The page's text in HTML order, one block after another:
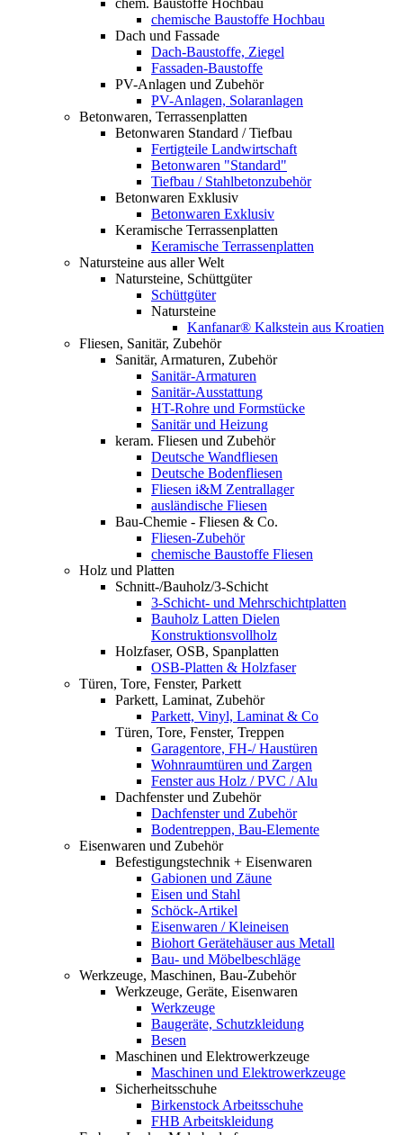
chem. Baustoffe Hochbau
chemische Baustoffe Hochbau
Dach und Fassade
Dach-Baustoffe, Ziegel
Fassaden-Baustoffe
PV-Anlagen und Zubehör
PV-Anlagen, Solaranlagen
Betonwaren, Terrassenplatten
Betonwaren Standard / Tiefbau
Fertigteile Landwirtschaft
Betonwaren "Standard"
Tiefbau / Stahlbetonzubehör
Betonwaren Exklusiv
Betonwaren Exklusiv
Keramische Terrassenplatten
Keramische Terrassenplatten
Natursteine aus aller Welt
Natursteine, Schüttgüter
Schüttgüter
Natursteine
Kanfanar® Kalkstein aus Kroatien
Fliesen, Sanitär, Zubehör
Sanitär, Armaturen, Zubehör
Sanitär-Armaturen
Sanitär-Ausstattung
HT-Rohre und Formstücke
Sanitär und Heizung
keram. Fliesen und Zubehör
Deutsche Wandfliesen
Deutsche Bodenfliesen
Fliesen i&M Zentrallager
ausländische Fliesen
Bau-Chemie - Fliesen & Co.
Fliesen-Zubehör
chemische Baustoffe Fliesen
Holz und Platten
Schnitt-/Bauholz/3-Schicht
3-Schicht- und Mehrschichtplatten
Bauholz Latten Dielen
Konstruktionsvollholz
Holzfaser, OSB, Spanplatten
OSB-Platten & Holzfaser
Türen, Tore, Fenster, Parkett
Parkett, Laminat, Zubehör
Parkett, Vinyl, Laminat & Co
Türen, Tore, Fenster, Treppen
Garagentore, FH-/ Haustüren
Wohnraumtüren und Zargen
Fenster aus Holz / PVC / Alu
Dachfenster und Zubehör
Dachfenster und Zubehör
Bodentreppen, Bau-Elemente
Eisenwaren und Zubehör
Befestigungstechnik + Eisenwaren
Gabionen und Zäune
Eisen und Stahl
Schöck-Artikel
Eisenwaren / Kleineisen
Biohort Gerätehäuser aus Metall
Bau- und Möbelbeschläge
Werkzeuge, Maschinen, Bau-Zubehör
Werkzeuge, Geräte, Eisenwaren
Werkzeuge
Baugeräte, Schutzkleidung
Besen
Maschinen und Elektrowerkzeuge
Maschinen und Elektrowerkzeuge
Sicherheitsschuhe
Birkenstock Arbeitsschuhe
FHB Arbeitskleidung